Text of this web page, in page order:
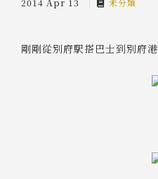
2014 Apr 13 未分類
剛剛從別府駅搭巴士到別府港